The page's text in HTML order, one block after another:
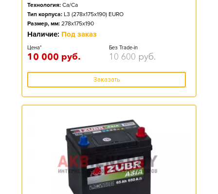
Технология: Ca/Ca
Тип корпуса: L3 (278x175x190) EURO
Размер, мм: 278x175x190
Наличие: Под заказ
Цена*
10 000 руб.
Без Trade-in
10 600 руб.
Заказать